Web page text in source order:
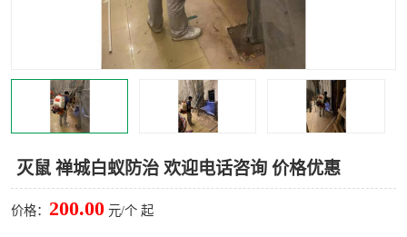
灭鼠 禅城白蚁防治 欢迎电话咨询 价格优惠
价格： 200.00 元/个 起
灭蟑螂
果蝇防治
害虫防治